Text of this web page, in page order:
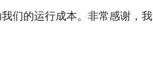
们的运行成本。非常感谢，我